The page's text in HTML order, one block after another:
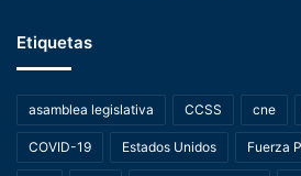
Etiquetas
asamblea legislativa CCSS cne
COVID-19 Estados Unidos Fuerza